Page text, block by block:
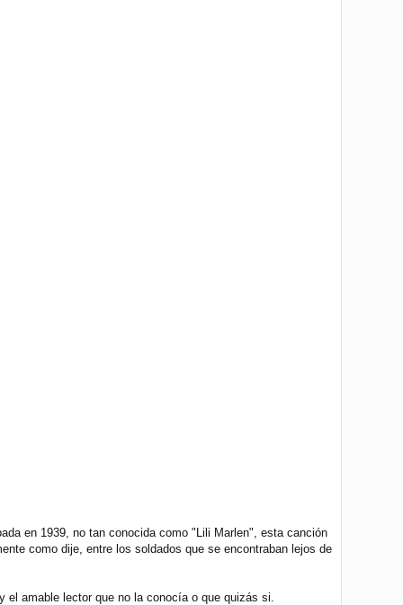
en 1939, no tan conocida como "Lili Marlen", esta canción
como dije, entre los soldados que se encontraban lejos de
amable lector que no la conocía o que quizás si.